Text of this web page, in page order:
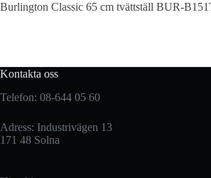
Burlington Classic 65 cm tvättställ BUR-
Kontakta oss
Telefon: 08-644 05 60
Adress: Industrivägen 13
171 48 Solna